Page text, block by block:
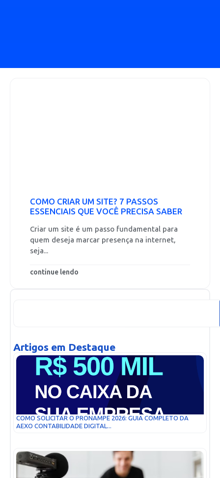
COMO CRIAR UM SITE? 7 PASSOS
ESSENCIAIS QUE VOCÊ PRECISA SABER
Criar um site é um passo fundamental para
quem deseja marcar presença na internet,
seja...
continue lendo
Artigos em Destaque
COMO SOLICITAR O PRONAMPE 2026: GUIA COMPLETO DA
AEXO CONTABILIDADE DIGITAL...